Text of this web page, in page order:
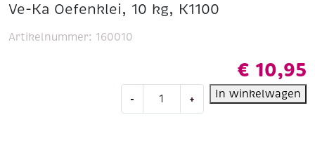
Ve-Ka Oefenklei, 10 kg, K1100
€ 10,95
- + In winkelwagen
Artikelnummer: 160010